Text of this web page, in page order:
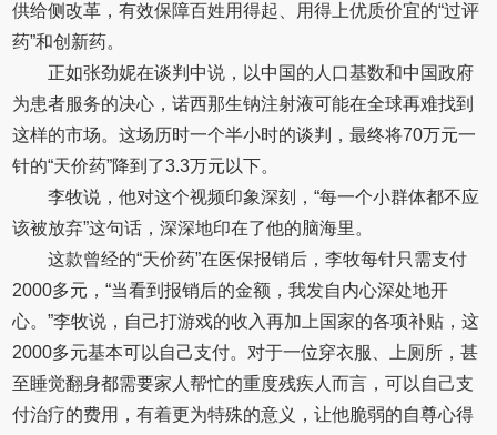
供给侧改革，有效保障百姓用得起、用得上优质价宜的“过评
药”和创新药。
正如张劲妮在谈判中说，以中国的人口基数和中国政府
为患者服务的决心，诺西那生钠注射液可能在全球再难找到
这样的市场。这场历时一个半小时的谈判，最终将70万元一
针的“天价药”降到了3.3万元以下。
李牧说，他对这个视频印象深刻，“每一个小群体都不应
该被放弃”这句话，深深地印在了他的脑海里。
这款曾经的“天价药”在医保报销后，李牧每针只需支付
2000多元，“当看到报销后的金额，我发自内心深处地开
心。”李牧说，自己打游戏的收入再加上国家的各项补贴，这
2000多元基本可以自己支付。对于一位穿衣服、上厕所，甚
至睡觉翻身都需要家人帮忙的重度残疾人而言，可以自己支
付治疗的费用，有着更为特殊的意义，让他脆弱的自尊心得